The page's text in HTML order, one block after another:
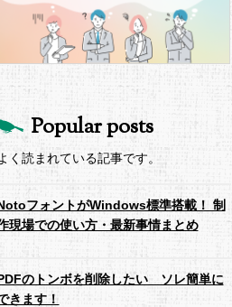
Popular posts
く読まれている記事です。
フォントがWindows標準搭載！ 制
現場での使い方・最新事情まとめ
のトンボを削除したい ソレ簡単に
きます！